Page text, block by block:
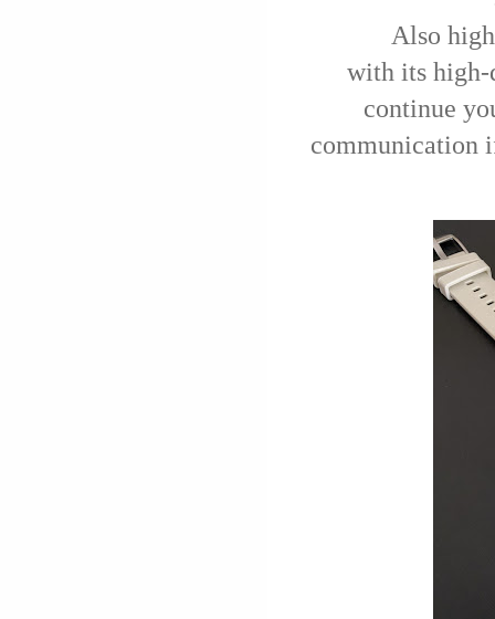
Also
with its high-
continue
communication